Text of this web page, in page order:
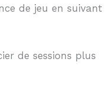
de jeu en suivant
de sessions plus